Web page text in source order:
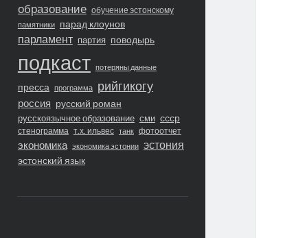
образование обучение эстонскому
памятники парад клоунов
парламент партия поводырь
подкаст потеряны данные
пресса программа рийгикогу
россия русский роман
русскоязычное образование сми ссср
стенограмма т.х. ильвес танк фотоотчет
экономика экономика эстонии эстония
эстонский язык